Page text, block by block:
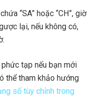
“SA” hoặc “CH”, giờ
lại, nếu không có,
tạp nếu bạn mới
thể tham khảo hướng
số tùy chỉnh trong